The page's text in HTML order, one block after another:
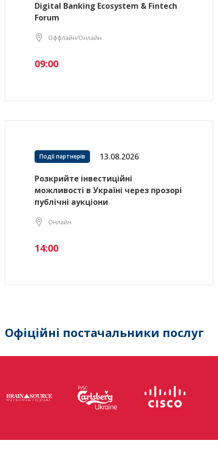
Digital Banking Ecosystem & Fintech
Forum
Оффлайн/Онлайн
09:00
Події партнерів 13.08.2026
Розкрийте інвестиційні
можливості в Україні через прозорі
публічні аукціони
Онлайн
14:00
Офіційні постачальники послуг